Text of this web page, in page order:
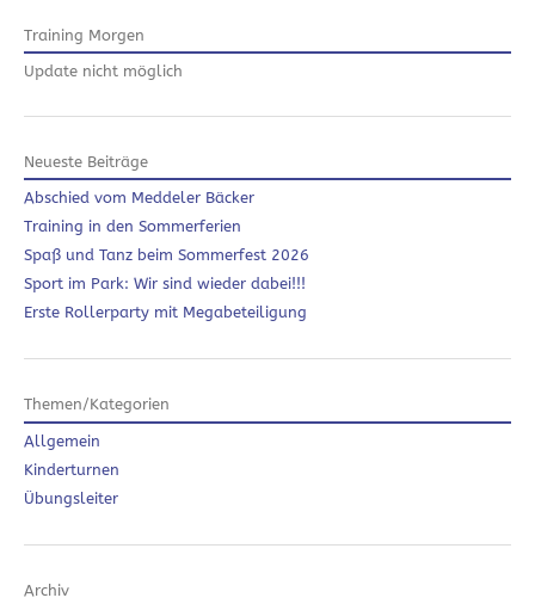
Training Morgen
Update nicht möglich
Neueste Beiträge
Abschied vom Meddeler Bäcker
Training in den Sommerferien
Spaß und Tanz beim Sommerfest 2026
Sport im Park: Wir sind wieder dabei!!!
Erste Rollerparty mit Megabeteiligung
Themen/Kategorien
Allgemein
Kinderturnen
Übungsleiter
Archiv